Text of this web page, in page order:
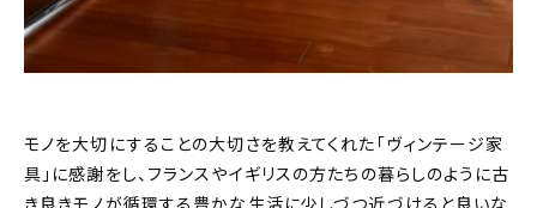
モノを大切にすることの大切さを教えてくれた「ヴィンテージ家
具」に感謝をし、フランスやイギリスの方たちの暮らしのように古